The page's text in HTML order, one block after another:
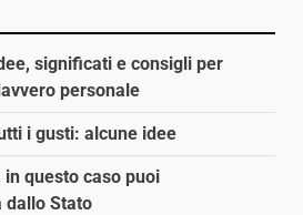
significati e consigli per
personale
i gusti: alcune idee
questo caso puoi
dallo Stato